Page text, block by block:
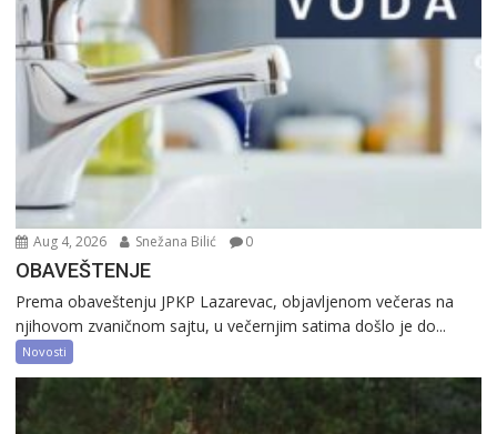
Aug 4, 2026 Snežana Bilić 0
OBAVEŠTENJE
Prema obaveštenju JPKP Lazarevac, objavljenom večeras na
njihovom zvaničnom sajtu, u večernjim satima došlo je do...
Novosti